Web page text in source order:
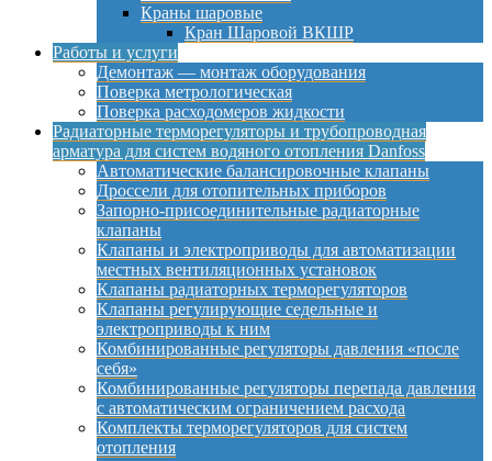
Краны шаровые
Кран Шаровой ВКШР
Работы и услуги
Демонтаж — монтаж оборудования
Поверка метрологическая
Поверка расходомеров жидкости
Радиаторные терморегуляторы и трубопроводная
арматура для систем водяного отопления Danfoss
Автоматические балансировочные клапаны
Дроссели для отопительных приборов
Запорно-присоединительные радиаторные
клапаны
Клапаны и электроприводы для автоматизации
местных вентиляционных установок
Клапаны радиаторных терморегуляторов
Клапаны регулирующие седельные и
электроприводы к ним
Комбинированные регуляторы давления «после
себя»
Комбинированные регуляторы перепада давления
с автоматическим ограничением расхода
Комплекты терморегуляторов для систем
отопления